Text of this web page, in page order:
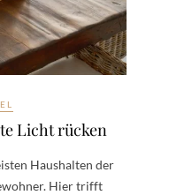
Licht rücken
Haushalten der
Hier trifft